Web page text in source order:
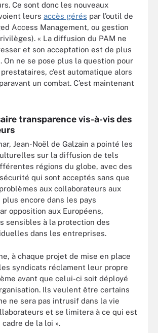
Ce sont donc les nouveaux
leurs accès gérés par l’outil de
Access Management, ou gestion
« La diffusion du PAM ne
et son acceptation est de plus
On ne se pose plus la question pour
c’est automatique alors
un combat. C’est maintenant
transparence vis-à-vis des
Jean-Noël de Galzain a pointé les
sur la diffusion de tels
régions du globe, avec des
qui sont acceptés sans que
aux collaborateurs aux
plus encore dans les pays
opposition aux Européens,
sensibles à la protection des
dans les entreprises.
à chaque projet de mise en place
syndicats réclament leur propre
avant que celui-ci soit déployé
Ils veulent être certains
ne sera pas intrusif dans la vie
et se limitera à ce qui est
de la loi ».